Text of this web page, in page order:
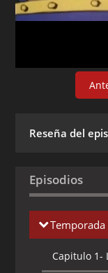
Reseña del
Episodios
Temporada
Capitulo 1-